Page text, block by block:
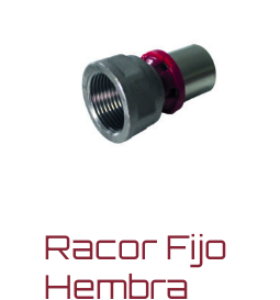
Racor Fijo
Hembra